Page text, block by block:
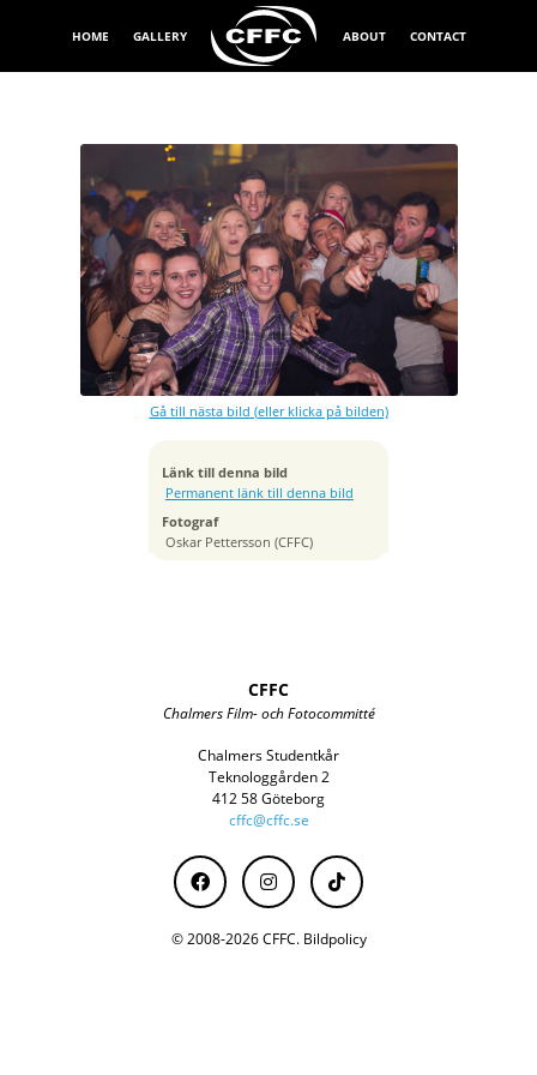
HOME GALLERY ABOUT CONTACT
Gå till nästa bild (eller klicka på bilden)
Länk till denna bild
Permanent länk till denna bild
Fotograf
Oskar Pettersson (CFFC)
Exponeringstid
1/60 sek
Bländare
f/2.8
Kamera
Canon EOS 5D Mark III
Tagen
ISO
2000
Brännvidd
50 mm
CFFC
Chalmers Film- och Fotocommitté
Chalmers Studentkår
Teknologgården 2
412 58 Göteborg
cffc@cffc.se
© 2008-2026 CFFC. Bildpolicy